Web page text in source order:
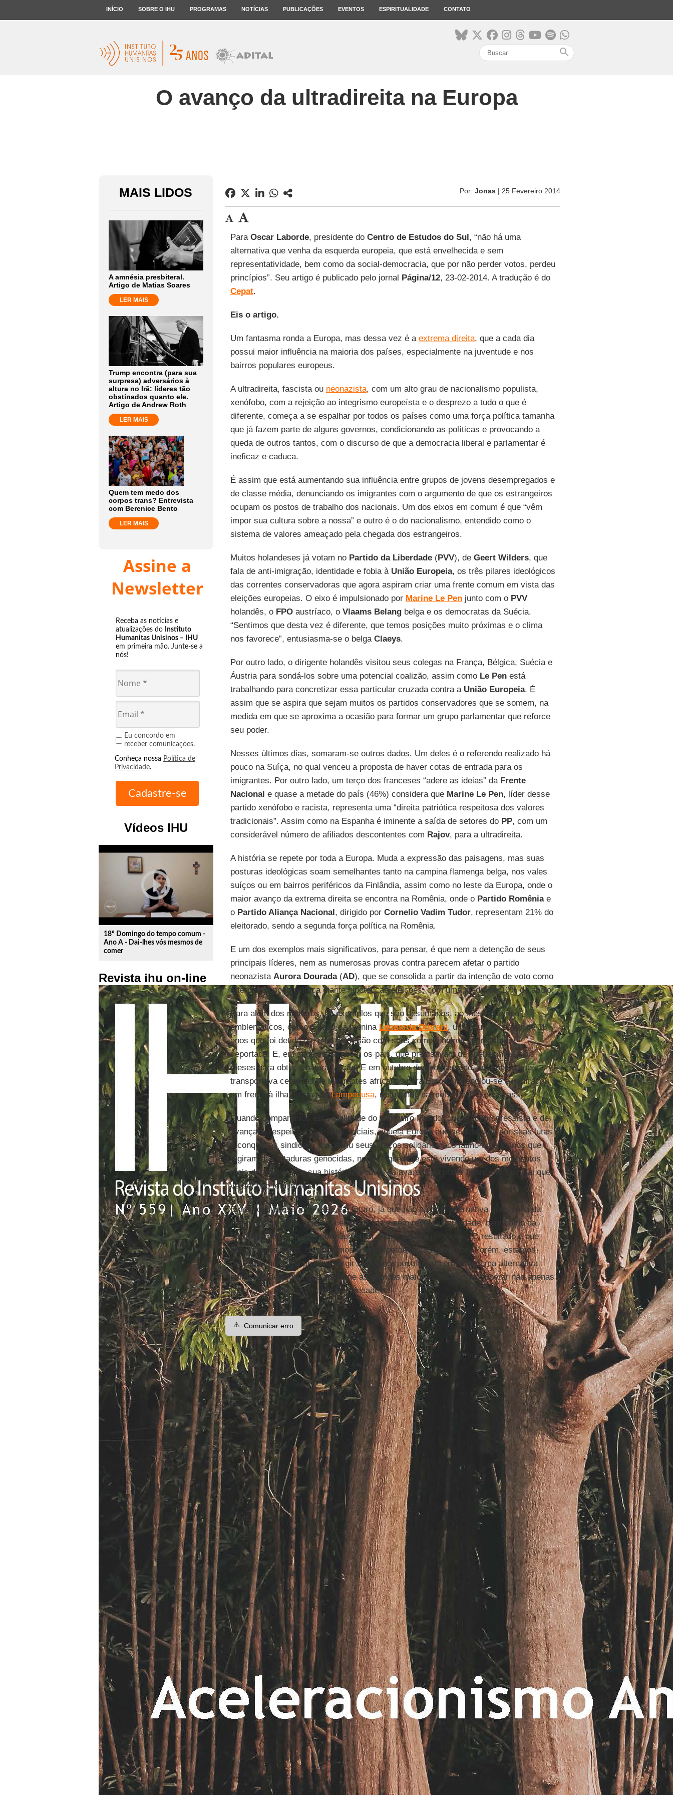
INÍCIO SOBRE O IHU PROGRAMAS NOTÍCIAS PUBLICAÇÕES EVENTOS ESPIRITUALIDADE CONTATO
search
O avanço da ultradireita na Europa
MAIS LIDOS
A amnésia presbiteral.
Artigo de Matias Soares
LER MAIS
Trump encontra (para sua
surpresa) adversários à
altura no Irã: líderes tão
obstinados quanto ele.
Artigo de Andrew Roth
LER MAIS
Quem tem medo dos
corpos trans? Entrevista
com Berenice Bento
LER MAIS
Assine a
Newsletter
Receba as notícias e
atualizações do Instituto
Humanitas Unisinos – IHU
em primeira mão. Junte-se a
nós!
Eu concordo em
receber comunicações.
Conheça nossa Política de
Privacidade.
Vídeos IHU
play_circle_outline
18º Domingo do tempo comum -
Ano A - Dai-lhes vós mesmos de
comer
Revista ihu on-line
Por: Jonas | 25 Fevereiro 2014
Para Oscar Laborde, presidente do Centro de Estudos do Sul, “não há uma
alternativa que venha da esquerda europeia, que está envelhecida e sem
representatividade, bem como da social-democracia, que por não perder votos, perdeu
princípios”. Seu artigo é publicado pelo jornal Página/12, 23-02-2014. A tradução é do
Cepat.
Eis o artigo.
Um fantasma ronda a Europa, mas dessa vez é a extrema direita, que a cada dia
possui maior influência na maioria dos países, especialmente na juventude e nos
bairros populares europeus.
A ultradireita, fascista ou neonazista, com um alto grau de nacionalismo populista,
xenófobo, com a rejeição ao integrismo europeísta e o desprezo a tudo o que é
diferente, começa a se espalhar por todos os países como uma força política tamanha
que já fazem parte de alguns governos, condicionando as políticas e provocando a
queda de outros tantos, com o discurso de que a democracia liberal e parlamentar é
ineficaz e caduca.
É assim que está aumentando sua influência entre grupos de jovens desempregados e
de classe média, denunciando os imigrantes com o argumento de que os estrangeiros
ocupam os postos de trabalho dos nacionais. Um dos eixos em comum é que “vêm
impor sua cultura sobre a nossa” e outro é o do nacionalismo, entendido como o
sistema de valores ameaçado pela chegada dos estrangeiros.
Muitos holandeses já votam no Partido da Liberdade(PVV), de Geert Wilders, que
fala de anti-imigração, identidade e fobia à União Europeia, os três pilares ideológicos
das correntes conservadoras que agora aspiram criar uma frente comum em vista das
eleições europeias. O eixo é impulsionado por Marine Le Penjunto com o PVV
holandês, o FPOaustríaco, o Vlaams Belangbelga e os democratas da Suécia.
“Sentimos que desta vez é diferente, que temos posições muito próximas e o clima
nos favorece”, entusiasma-se o belga Claeys.
Por outro lado, o dirigente holandês visitou seus colegas na França, Bélgica, Suécia e
Áustria para sondá-los sobre uma potencial coalizão, assim como Le Penestá
trabalhando para concretizar essa particular cruzada contra a União Europeia. É
assim que se aspira que sejam muitos os partidos conservadores que se somem, na
medida em que se aproxima a ocasião para formar um grupo parlamentar que reforce
seu poder.
Nesses últimos dias, somaram-se outros dados. Um deles é o referendo realizado há
pouco na Suíça, no qual venceu a proposta de haver cotas de entrada para os
imigrantes. Por outro lado, um terço dos franceses “adere as ideias” da Frente
Nacional e quase a metade do país (46%) considera que Marine Le Pen, líder desse
partido xenófobo e racista, representa uma “direita patriótica respeitosa dos valores
tradicionais”. Assim como na Espanha é iminente a saída de setores do PP, com um
considerável número de afiliados descontentes com Rajov, para a ultradireita.
A história se repete por toda a Europa. Muda a expressão das paisagens, mas suas
posturas ideológicas soam semelhantes tanto na campina flamenga belga, nos vales
suíços ou em bairros periféricos da Finlândia, assim como no leste da Europa, onde o
maior avanço da extrema direita se encontra na Romênia, onde o Partido Romêniae
o Partido Aliança Nacional, dirigido por Cornelio Vadim Tudor, representam 21% do
eleitorado, sendo a segunda força política na Romênia.
E um dos exemplos mais significativos, para pensar, é que nem a detenção de seus
principais líderes, nem as numerosas provas contra parecem afetar o partido
neonazista Aurora Dourada(AD), que se consolida a partir da intenção de voto como
a terceira opção política diante hipotéticas eleições, com uma média de 10% de apoio.
Para além dos números, há exemplos que são desumanos, ao mesmo tempo
emblemáticos, como o caso da menina Leonarda Dibrani, uma aluna kosovar de 15
anos que foi detida em uma excursão com seus companheiros de instituto e
deportada. E, em seguida, também os pais, que precisavam de apenas mais dois
meses para obter a naturalização. E em outubro do ano passado, uma balsa que
transportava centenas de imigrantes africanos para Europa incendiou-se e naufragou
em frente à ilha italiana deLampedusa, resultando na morte de 133 pessoas.
Quando comparamos esta realidade do “Primeiro Mundo” que já foi progressista e de
avançado respeito aos direitos sociais, aquela Europa que se destacou por suas lutas
e conquistas sindicais, que abriu seus braços solidários aos latino-americanos que
fugiram das ditaduras genocidas, nota-se que hoje está vivendo um dos momentos
mais decadentes de sua história, produto da avareza do poder financeiro mundial que,
vê-se, não tem limites.
É doloroso pensar que esse é o futuro, já que não há uma alternativa que venha da
esquerda europeia, que está envelhecida e sem representatividade, bem como da
social-democracia, que por não perder votos, perdeu princípios. O resultado é que
perderam os votos, os princípios e estão perdendo os governos. Porém, estamos
certos de que será preciso surgir uma força popular que proponha uma alternativa
política e ideológica que apaixone as grandes maiorias para poder superar não apenas
essa crise, mas esta sociedade decadente.
⚠️ Comunicar erro